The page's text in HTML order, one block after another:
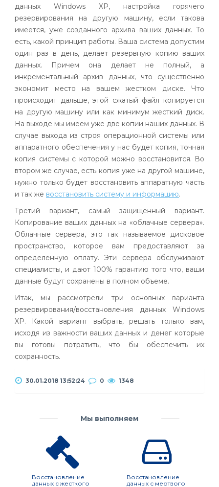
данных Windows XP, настройка горячего
резервирования на другую машину, если такова
имеется, уже созданного архива ваших данных. То
есть, какой принцип работы. Ваша система допустим
один раз в день, делает резервную копию ваших
данных. Причем она делает не полный, а
инкрементальный архив данных, что существенно
экономит место на вашем жестком диске. Что
происходит дальше, этой сжатый файл копируется
на другую машину или как минимум жесткий диск.
На выходе мы имеем уже две копии наших данных. В
случае выхода из строя операционной системы или
аппаратного обеспечения у нас будет копия, точная
копия системы с которой можно восстановится. Во
втором же случае, есть копия уже на другой машине,
нужно только будет восстановить аппаратную часть
и так же восстановить систему и информацию.
Третий вариант, самый защищенный вариант.
Копирование ваших данных на «облачные сервера».
Облачные сервера, это так называемое дисковое
пространство, которое вам предоставляют за
определенную оплату. Эти сервера обслуживают
специалисты, и дают 100% гарантию того что, ваши
данные будут сохранены в полном объеме.
Итак, мы рассмотрели три основных варианта
резервирования/восстановления данных Windows
XP. Какой вариант выбрать, решать только вам,
исходя из важности ваших данных и денег которые
вы готовы потратить, что бы обеспечить их
сохранность.
30.01.2018 13:52:24 0 1348
Мы выполняем
Восстановление
данных с жесткого
Восстановление
данных с мертвого